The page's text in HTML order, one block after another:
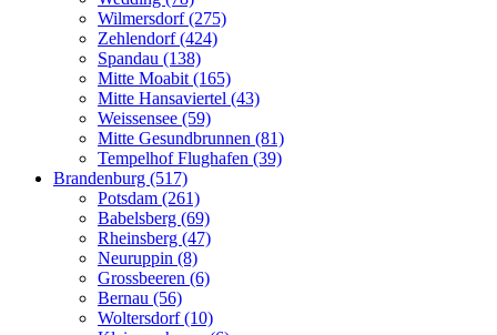
Wilmersdorf (275)
Zehlendorf (424)
Spandau (138)
Mitte Moabit (165)
Mitte Hansaviertel (43)
Weissensee (59)
Mitte Gesundbrunnen (81)
Tempelhof Flughafen (39)
Brandenburg (517)
Potsdam (261)
Babelsberg (69)
Rheinsberg (47)
Neuruppin (8)
Grossbeeren (6)
Bernau (56)
Woltersdorf (10)